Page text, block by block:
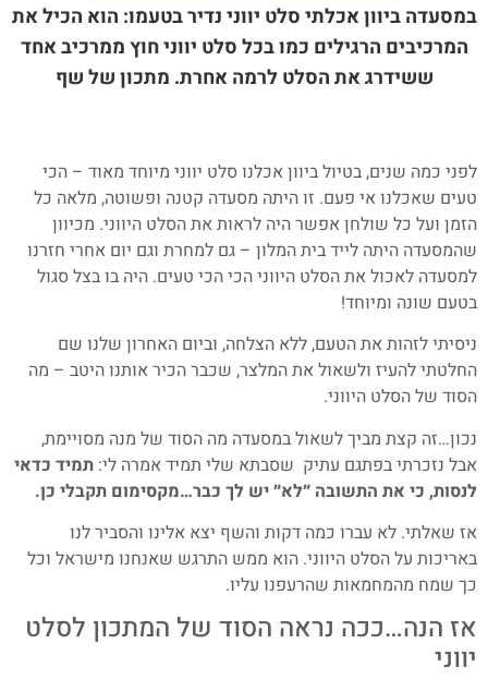
במסעדה ביוון אכלתי סלט יווני נדיר בטעמו: הוא הכיל את
המרכיבים הרגילים כמו בכל סלט יווני חוץ ממרכיב אחד
ששידרג את הסלט לרמה אחרת. מתכון של שף
לפני כמה שנים, בטיול ביוון אכלנו סלט יווני מיוחד מאוד – הכי
טעים שאכלנו אי פעם. זו היתה מסעדה קטנה ופשוטה, מלאה כל
הזמן ועל כל שולחן אפשר היה לראות את הסלט היווני. מכיוון
שהמסעדה היתה לייד בית המלון – גם למחרת וגם יום אחרי חזרנו
למסעדה לאכול את הסלט היווני הכי הכי טעים. היה בו בצל סגול
בטעם שונה ומיוחד!
ניסיתי לזהות את הטעם, ללא הצלחה, וביום האחרון שלנו שם
החלטתי להעיז ולשאול את המלצר, שכבר הכיר אותנו היטב – מה
הסוד של הסלט היווני.
נכון…זה קצת מביך לשאול במסעדה מה הסוד של מנה מסויימת,
אבל נזכרתי בפתגם עתיק שסבתא שלי תמיד אמרה לי: תמיד כדאי
לנסות, כי את התשובה ״לא״ יש לך כבר…מקסימום תקבלי כן.
אז שאלתי. לא עברו כמה דקות והשף יצא אלינו והסביר לנו
באריכות על הסלט היווני. הוא ממש התרגש שאנחנו מישראל וכל
כך שמח מהמחמאות שהרעפנו עליו.
אז הנה…ככה נראה הסוד של המתכון לסלט
יווני